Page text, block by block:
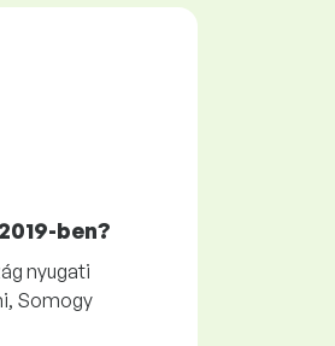
ben?
nyugati
Somogy